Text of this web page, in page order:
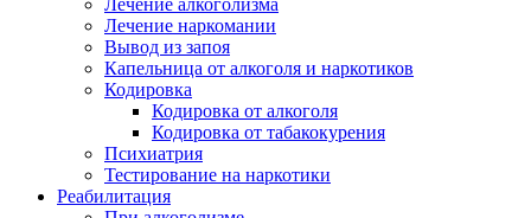
Лечение алкоголизма
Лечение наркомании
Вывод из запоя
Капельница от алкоголя и наркотиков
Кодировка
Кодировка от алкоголя
Кодировка от табакокурения
Психиатрия
Тестирование на наркотики
Реабилитация